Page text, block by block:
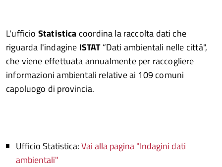
L'ufficio Statistica coordina la raccolta dati che
riguarda l'indagine ISTAT“Dati ambientali nelle città",
che viene effettuata annualmente per raccogliere
informazioni ambientali relative ai 109 comuni
capoluogo di provincia.
Ufficio Statistica:Vai alla pagina "Indagini dati
ambientali"